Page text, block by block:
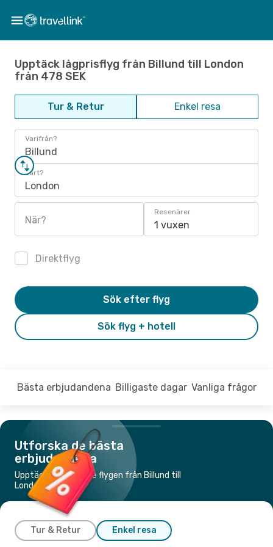
Upptäck lågprisflyg från Billund till London
från 478 SEK
Tur & Retur Enkel resa
Varifrån?
Billund
Vart?
London
När?
Resenärer
1 vuxen
Direktflyg
Sök flyg + hotell
Sök efter flyg
Bästa erbjudandena Billigaste dagar Vanliga frågor
Utforska de bästa
erbjudandena
Upptäck de billigaste flygen från Billund till
London
Tur & Retur Enkel resa